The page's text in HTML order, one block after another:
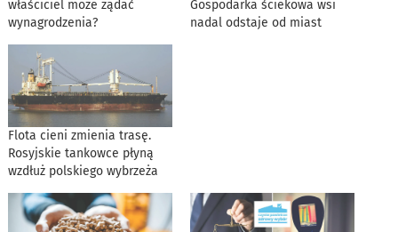
właściciel może żądać
wynagrodzenia?
Gospodarka ściekowa wsi
nadal odstaje od miast
Flota cieni zmienia trasę.
Rosyjskie tankowce płyną
wzdłuż polskiego wybrzeża